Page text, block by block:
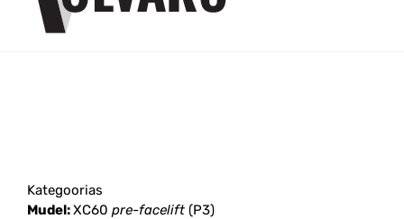
Kategoorias
Mudel:XC60 pre-facelift (P3)